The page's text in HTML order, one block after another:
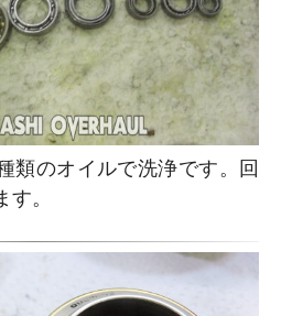
類のオイルで洗浄です。回
。